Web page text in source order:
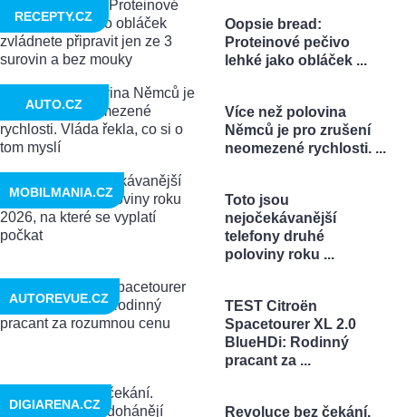
Oopsie bread:
Proteinové pečivo
lehké jako obláček ...
RECEPTY.CZ
Více než polovina
Němců je pro zrušení
neomezené rychlosti. ...
AUTO.CZ
Toto jsou
nejočekávanější
telefony druhé
poloviny roku ...
MOBILMANIA.CZ
TEST Citroën
Spacetourer XL 2.0
BlueHDi: Rodinný
pracant za ...
AUTOREVUE.CZ
Revoluce bez čekání.
DIGIARENA.CZ